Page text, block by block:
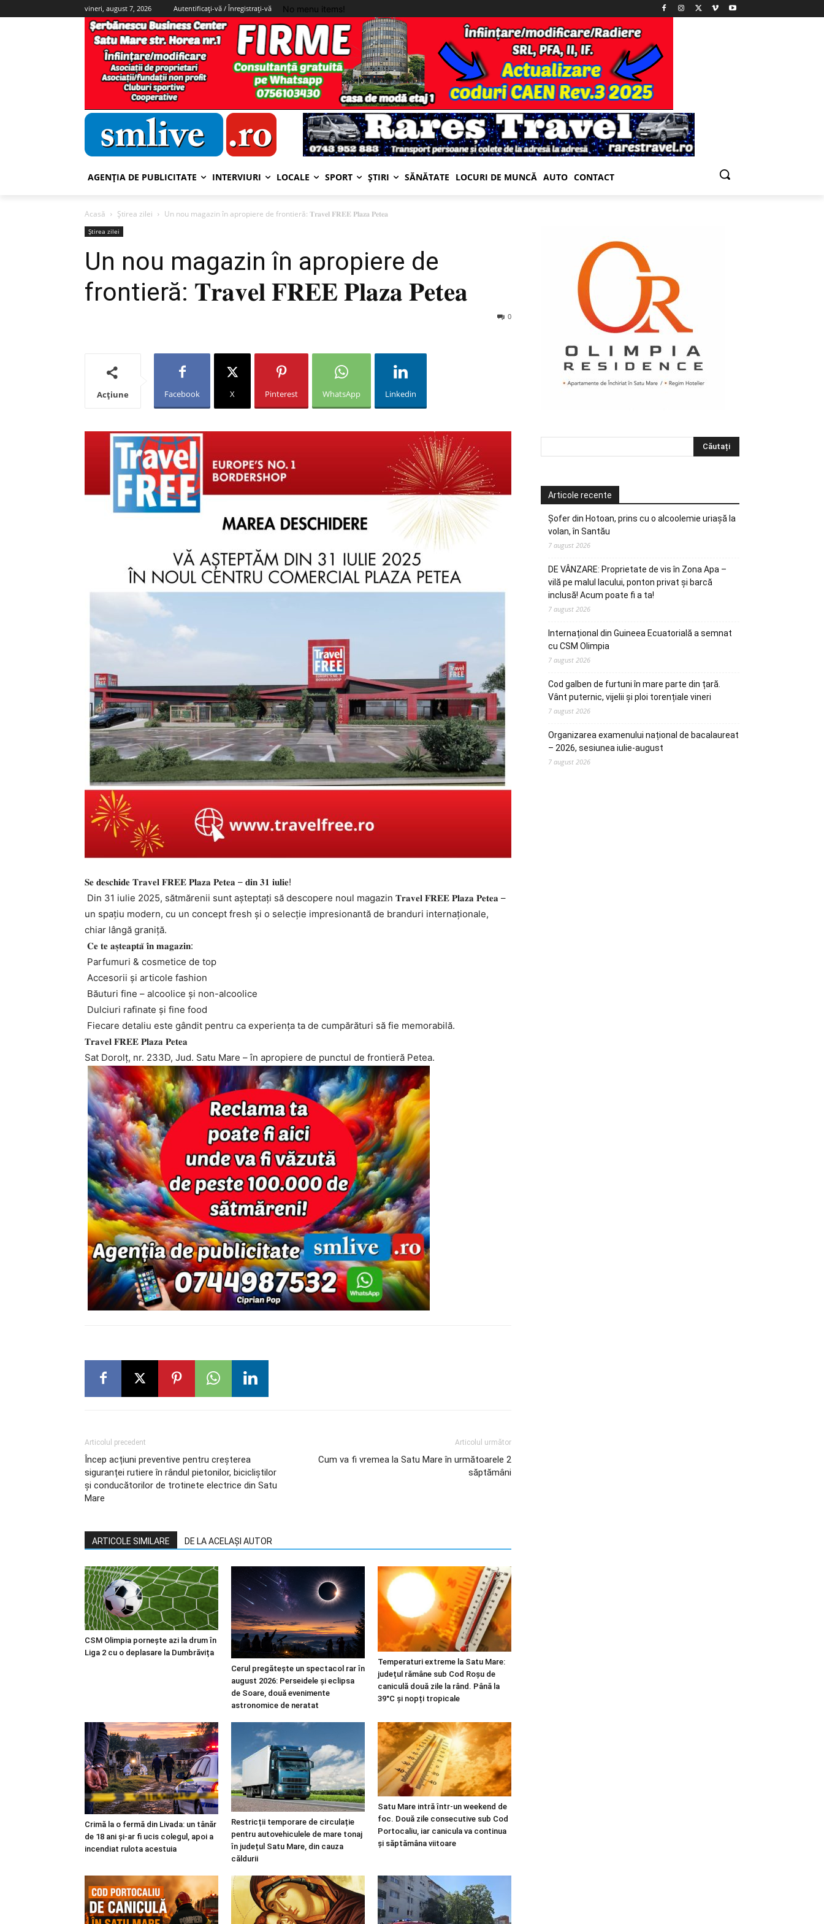
vineri, august 7, 2026 Autentificați-vă / Înregistrați-vă No menu items!
AGENȚIA DE PUBLICITATE INTERVIURI LOCALE SPORT ȘTIRI SĂNĂTATE LOCURI DE MUNCĂ AUTO CONTACT
Acasă Știrea zilei Un nou magazin în apropiere de frontieră: 𝐓𝐫𝐚𝐯𝐞𝐥 𝐅𝐑𝐄𝐄 𝐏𝐥𝐚𝐳𝐚 𝐏𝐞𝐭𝐞𝐚
Știrea zilei
Un nou magazin în apropiere de
frontieră: 𝐓𝐫𝐚𝐯𝐞𝐥 𝐅𝐑𝐄𝐄 𝐏𝐥𝐚𝐳𝐚 𝐏𝐞𝐭𝐞𝐚
0
Acțiune Facebook X Pinterest WhatsApp Linkedin
𝐒𝐞 𝐝𝐞𝐬𝐜𝐡𝐢𝐝𝐞 𝐓𝐫𝐚𝐯𝐞𝐥 𝐅𝐑𝐄𝐄 𝐏𝐥𝐚𝐳𝐚 𝐏𝐞𝐭𝐞𝐚 – 𝐝𝐢𝐧 𝟑𝟏 𝐢𝐮𝐥𝐢𝐞!
Din 31 iulie 2025, sătmărenii sunt așteptați să descopere noul magazin 𝐓𝐫𝐚𝐯𝐞𝐥 𝐅𝐑𝐄𝐄 𝐏𝐥𝐚𝐳𝐚 𝐏𝐞𝐭𝐞𝐚 –
un spațiu modern, cu un concept fresh și o selecție impresionantă de branduri internaționale,
chiar lângă graniță.
𝐂𝐞 𝐭𝐞 𝐚𝐬̦𝐭𝐞𝐚𝐩𝐭𝐚̆ 𝐢̂𝐧 𝐦𝐚𝐠𝐚𝐳𝐢𝐧:
Parfumuri & cosmetice de top
Accesorii și articole fashion
Băuturi fine – alcoolice și non-alcoolice
Dulciuri rafinate și fine food
Fiecare detaliu este gândit pentru ca experiența ta de cumpărături să fie memorabilă.
𝐓𝐫𝐚𝐯𝐞𝐥 𝐅𝐑𝐄𝐄 𝐏𝐥𝐚𝐳𝐚 𝐏𝐞𝐭𝐞𝐚
Sat Dorolț, nr. 233D, Jud. Satu Mare – în apropiere de punctul de frontieră Petea.
Articolul precedent
Încep acțiuni preventive pentru creșterea
siguranței rutiere în rândul pietonilor, bicicliștilor
și conducătorilor de trotinete electrice din Satu
Mare
Articolul următor
Cum va fi vremea la Satu Mare în următoarele 2
săptămâni
ARTICOLE SIMILARE DE LA ACELAȘI AUTOR
CSM Olimpia pornește azi la drum în
Liga 2 cu o deplasare la Dumbrăvița
Cerul pregătește un spectacol rar în
august 2026: Perseidele și eclipsa
de Soare, două evenimente
astronomice de neratat
Temperaturi extreme la Satu Mare:
județul rămâne sub Cod Roșu de
caniculă două zile la rând. Până la
39°C și nopți tropicale
Crimă la o fermă din Livada: un tânăr
de 18 ani și-ar fi ucis colegul, apoi a
incendiat rulota acestuia
Restricții temporare de circulație
pentru autovehiculele de mare tonaj
în județul Satu Mare, din cauza
căldurii
Satu Mare intră într-un weekend de
foc. Două zile consecutive sub Cod
Portocaliu, iar canicula va continua
și săptămâna viitoare
Articole recente
Șofer din Hotoan, prins cu o alcoolemie uriașă la
volan, în Santău
7 august 2026
DE VÂNZARE: Proprietate de vis în Zona Apa –
vilă pe malul lacului, ponton privat și barcă
inclusă! Acum poate fi a ta!
7 august 2026
Internațional din Guineea Ecuatorială a semnat
cu CSM Olimpia
7 august 2026
Cod galben de furtuni în mare parte din țară.
Vânt puternic, vijelii și ploi torențiale vineri
7 august 2026
Organizarea examenului național de bacalaureat
– 2026, sesiunea iulie-august
7 august 2026